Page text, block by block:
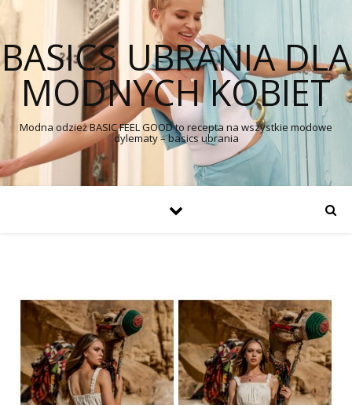
BASICS UBRANIA DLA
MODNYCH KOBIET
Modna odzież BASIC FEEL GOOD to recepta na wszystkie modowe
dylematy – basics ubrania